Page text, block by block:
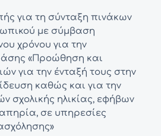
για τη σύνταξη πινάκων
με σύμβαση
χρόνου για την
«Προώθηση και
για την ένταξή τους στην
καθώς και για την
σχολικής ηλικίας, εφήβων
σε υπηρεσίες